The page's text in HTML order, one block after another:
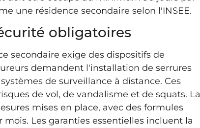
une résidence secondaire selon l'INSEE.
obligatoires
secondaire exige des dispositifs de
demandent l'installation de serrures
de surveillance à distance. Ces
de vol, de vandalisme et de squats. La
mises en place, avec des formules
mois. Les garanties essentielles incluent la